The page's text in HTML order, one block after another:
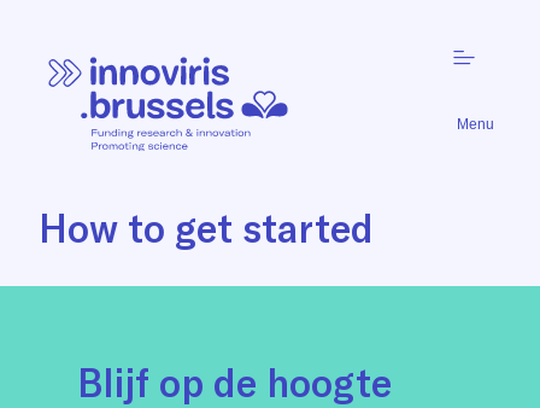
Menu
How to get started
Blijf op de hoogte